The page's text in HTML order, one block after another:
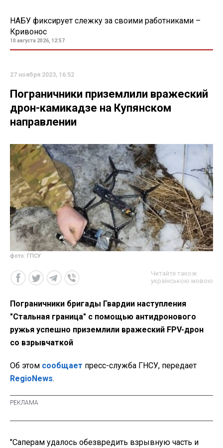
НАБУ фиксирует слежку за своими работниками –
Кривонос
10 августа 2026, 12:57
27 ноября 2023, 16:52
Пограничники приземлили вражеский
дрон-камикадзе на Купянском
направлении
фото: ГПСУ
Читайте також
українською мовою
Пограничники бригады Гвардии наступления
"Стальная граница" с помощью антидронового
ружья успешно приземлили вражеский FPV-дрон
со взрывчаткой
Об этом сообщает пресс-служба ГНСУ, передает
RegioNews.
"Саперам удалось обезвредить взрывную часть и